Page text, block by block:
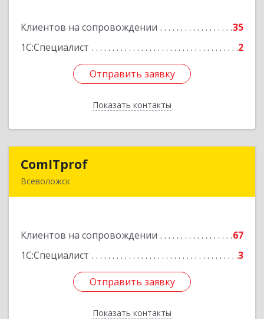
Клиентов на сопровождении
35
1С:Специалист
2
Отправить заявку
Показать контакты
Подробнее
Отправить заявку
Назад
ComITprof
Всеволожск
Клиентов на сопровождении
67
1С:Специалист
3
Отправить заявку
Показать контакты
Подробнее
Отправить заявку
Назад